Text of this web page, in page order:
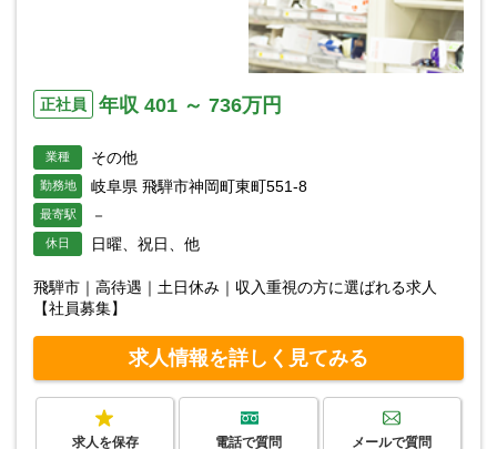
正社員 年収 401 ～ 736万円
業種 その他
勤務地 岐阜県 飛騨市神岡町東町551-8
最寄駅 －
休日 日曜、祝日、他
飛騨市｜高待遇｜土日休み｜収入重視の方に選ばれる求人
【社員募集】
求人情報を詳しく見てみる
求人を保存 電話で質問 メールで質問